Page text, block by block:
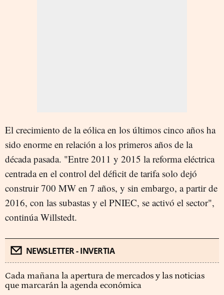
El crecimiento de la eólica en los últimos cinco años ha
sido enorme en relación a los primeros años de la
década pasada. "Entre 2011 y 2015 la reforma eléctrica
centrada en el control del déficit de tarifa solo dejó
construir 700 MW en 7 años, y sin embargo, a partir de
2016, con las subastas y el PNIEC, se activó el sector",
continúa Willstedt.
NEWSLETTER - INVERTIA
Cada mañana la apertura de mercados y las noticias
que marcarán la agenda económica